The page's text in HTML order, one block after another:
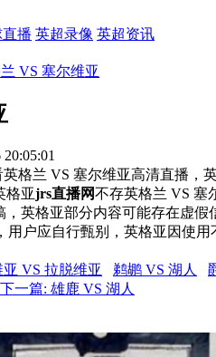
播 英超录像 英超资讯
VS 塞尔维亚
格兰 VS 塞尔维亚高清直播，
格亚jrs直播网不存英格兰 VS 塞
英格亚部分内容可能存在虚
用户应自行甄别，英格亚因使
VS 拉脱维亚 鹈鹕 VS 湖人
下一篇: 雄鹿 VS 湖人